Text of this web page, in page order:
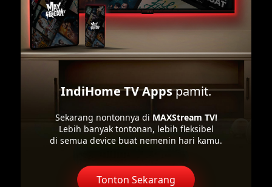
IndiHome TV Appspamit.
Sekarang nontonnya di MAXStream TV!
Lebih banyak tontonan, lebih fleksibel
di semua device buat nemenin hari kamu.
Tonton Sekarang